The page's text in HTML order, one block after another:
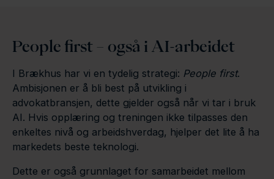
People first – også i AI-arbeidet
I Brækhus har vi en tydelig strategi: People first.
Ambisjonen er å bli best på utvikling i
advokatbransjen, dette gjelder også når vi tar i bruk
AI. Hvis opplæring og treningen ikke tilpasses den
enkeltes nivå og arbeidshverdag, hjelper det lite å ha
markedets beste teknologi.
Dette er også grunnlaget for samarbeidet mellom